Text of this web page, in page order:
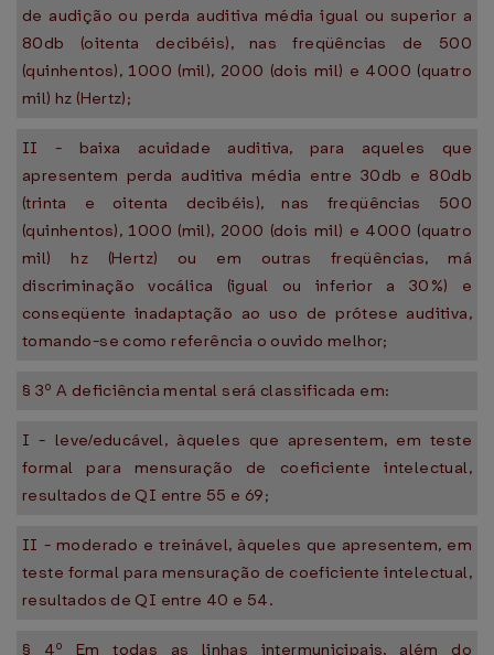
de audição ou perda auditiva média igual ou superior a
80db (oitenta decibéis), nas freqüências de 500
(quinhentos), 1000 (mil), 2000 (dois mil) e 4000 (quatro
mil) hz (Hertz);
II - baixa acuidade auditiva, para aqueles que
apresentem perda auditiva média entre 30db e 80db
(trinta e oitenta decibéis), nas freqüências 500
(quinhentos), 1000 (mil), 2000 (dois mil) e 4000 (quatro
mil) hz (Hertz) ou em outras freqüências, má
discriminação vocálica (igual ou inferior a 30%) e
conseqüente inadaptação ao uso de prótese auditiva,
tomando-se como referência o ouvido melhor;
§ 3º A deficiência mental será classificada em:
I - leve/educável, àqueles que apresentem, em teste
formal para mensuração de coeficiente intelectual,
resultados de QI entre 55 e 69;
II - moderado e treinável, àqueles que apresentem, em
teste formal para mensuração de coeficiente intelectual,
resultados de QI entre 40 e 54.
§ 4º Em todas as linhas intermunicipais, além do